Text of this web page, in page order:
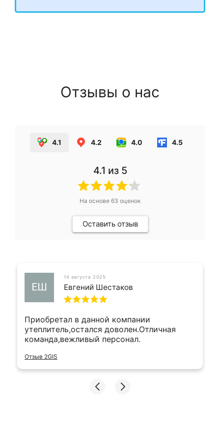
Отзывы о нас
4.1 4.2 4.0 4.5
4.1 из 5
На основе 63 оценок
Оставить отзыв
ЕШ
14 августа 2025
Евгений Шестаков
Приобретал в данной компании
утеплитель,остался доволен.Отличная
команда,вежливый персонал.
Отзыв 2GIS